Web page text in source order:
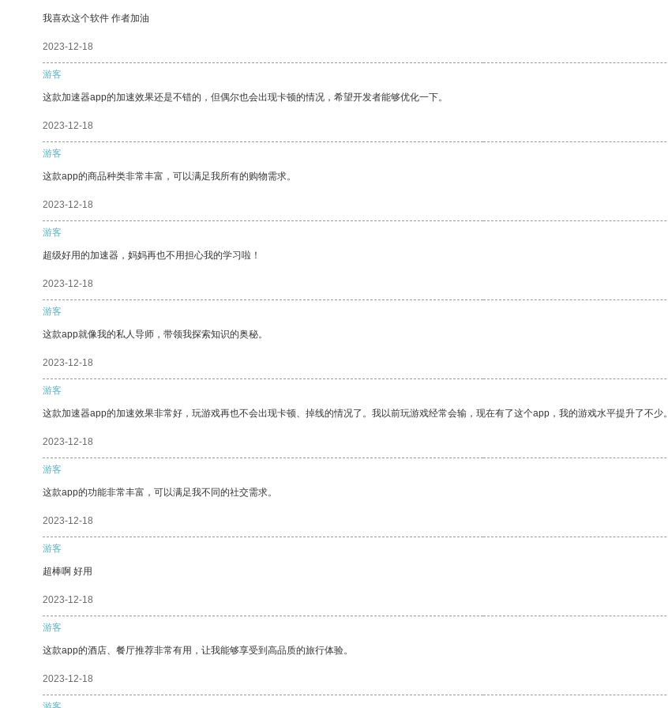
我喜欢这个软件 作者加油
2023-12-18
游客
这款加速器app的加速效果还是不错的，但偶尔也会出现卡顿的情况，希望开发者能够优化一下。
2023-12-18
游客
这款app的商品种类非常丰富，可以满足我所有的购物需求。
2023-12-18
游客
超级好用的加速器，妈妈再也不用担心我的学习啦！
2023-12-18
游客
这款app就像我的私人导师，带领我探索知识的奥秘。
2023-12-18
游客
这款加速器app的加速效果非常好，玩游戏再也不会出现卡顿、掉线的情况了。我以前玩游戏经常会输，现在有了这个app，我的游戏水平提升了不少。
2023-12-18
游客
这款app的功能非常丰富，可以满足我不同的社交需求。
2023-12-18
游客
超棒啊 好用
2023-12-18
游客
这款app的酒店、餐厅推荐非常有用，让我能够享受到高品质的旅行体验。
2023-12-18